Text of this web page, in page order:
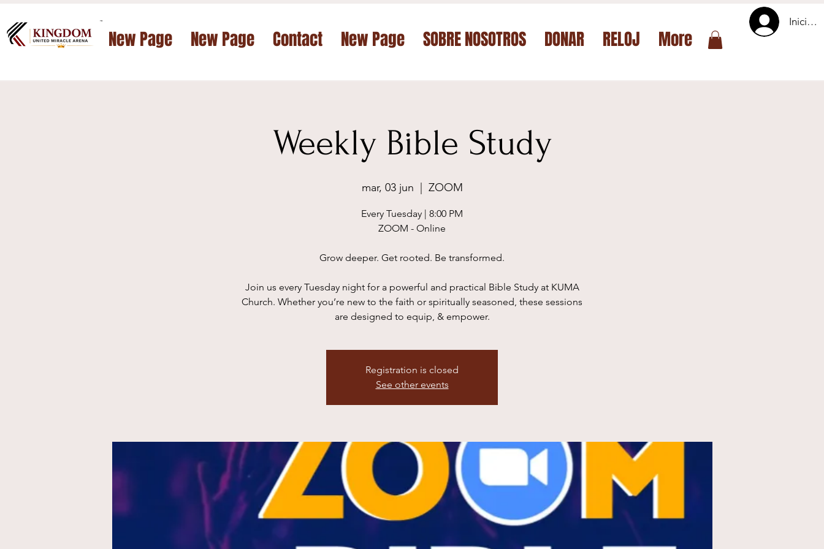
New Page New Page Contact New Page SOBRE NOSOTROS DONAR RELOJ More
Iniciar
™
Weekly Bible Study
mar, 03 jun ZOOM
Every Tuesday | 8:00 PM
ZOOM - Online
Grow deeper. Get rooted. Be transformed.
Join us every Tuesday night for a powerful and practical Bible Study at KUMA
Church. Whether you’re new to the faith or spiritually seasoned, these sessions
are designed to equip, & empower.
Registration is closed
See other events